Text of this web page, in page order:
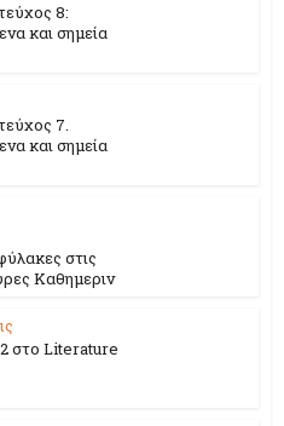
8:
και σημεία
7.
και σημεία
στις
Καθημεριν
στο Literature